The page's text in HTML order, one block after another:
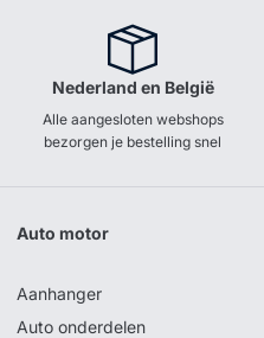
Nederland en België
Alle aangesloten webshops
bezorgen je bestelling snel
Auto motor
Aanhanger
Auto onderdelen